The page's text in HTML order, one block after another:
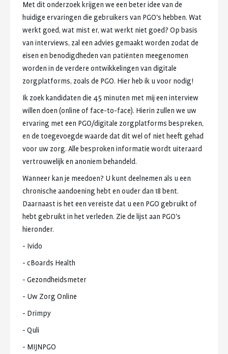
Met dit onderzoek krijgen we een beteridee van de
huidige ervaringen die gebruikers van PGO's hebben. Wat
werkt goed, wat mist er, wat werkt niet goed? Op basis
van interviews, zal een advies gemaakt worden zodat de
eisen en benodigdheden van patiënten meegenomen
worden in de verdere ontwikkelingen van digitale
zorgplatforms, zoals de PGO. Hierheb ik uvoor nodig!
Ik zoek kandidaten die 45 minuten met mij een interview
willen doen (online of face-to-face). Hierin zullen we uw
ervaring met een PGO/digitale zorgplatforms bespreken,
en de toegevoegde waarde dat dit wel of niet heeft gehad
voor uw zorg. Alle besproken informatie wordt uiteraard
vertrouwelijk en anoniem behandeld.
Wanneerkan je meedoen? U kunt deelnemen als ueen
chronische aandoening hebt en ouderdan 18 bent.
Daarnaast is het een vereiste dat ueen PGO gebruikt of
hebt gebruikt in het verleden. Zie de lijst aan PGO's
hieronder.
- Ivido
- cBoards Health
- Gezondheidsmeter
- Uw Zorg Online
- Drimpy
- Quli
- MIJNPGO